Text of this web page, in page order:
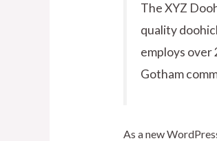
The XYZ
quality
employs over
Gotham
As a new